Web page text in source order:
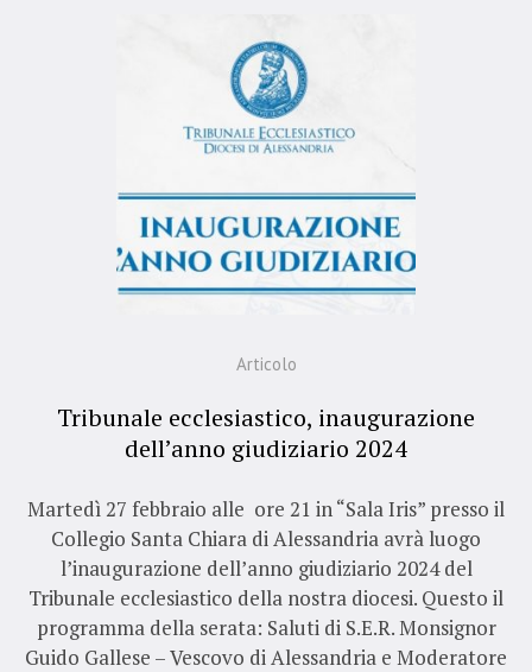
Articolo
Tribunale ecclesiastico, inaugurazione
dell’anno giudiziario 2024
Martedì 27 febbraio alle ore 21 in “Sala Iris” presso il
Collegio Santa Chiara di Alessandria avrà luogo
l’inaugurazione dell’anno giudiziario 2024 del
Tribunale ecclesiastico della nostra diocesi. Questo il
programma della serata: Saluti di S.E.R. Monsignor
Guido Gallese – Vescovo di Alessandria e Moderatore